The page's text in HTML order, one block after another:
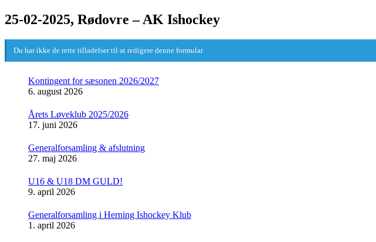
25-02-2025, Rødovre – AK Ishockey
Du har ikke de rette tilladelser til at redigere denne formular
Kontingent for sæsonen 2026/2027
6. august 2026
Årets Løveklub 2025/2026
17. juni 2026
Generalforsamling & afslutning
27. maj 2026
U16 & U18 DM GULD!
9. april 2026
Generalforsamling i Herning Ishockey Klub
1. april 2026